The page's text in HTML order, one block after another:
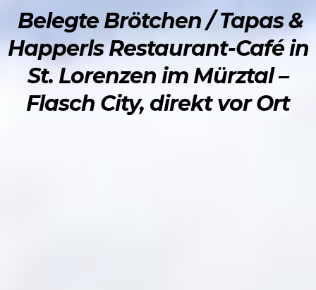
Belegte Brötchen / Tapas &
Happerls Restaurant-Café in
St. Lorenzen im Mürztal –
Flasch City, direkt vor Ort